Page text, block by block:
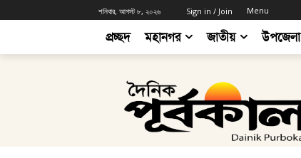
শনিবার, আগস্ট ৮, ২০২৬ Sign in / Join Menu
প্রচ্ছদ মহানগর জাতীয় উপজেলা